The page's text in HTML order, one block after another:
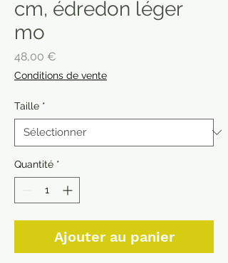
cm, édredon léger
mo
48,00 €
Conditions de vente
Taille *
Quantité *
Ajouter au panier